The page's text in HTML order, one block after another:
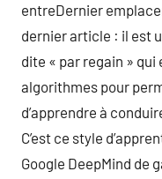
entreDernier
dernier article : il est
dite « par regain »
algorithmes pour
d’apprendre à
C’est ce style
Google DeepMind de